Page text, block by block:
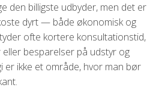
den billigste udbyder, men det er
dyrt — både økonomisk og
ofte kortere konsultationstid,
besparelser på udstyr og
er ikke et område, hvor man bør